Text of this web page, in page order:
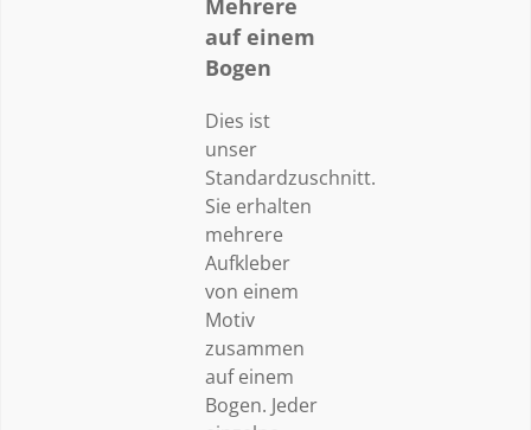
Mehrere
auf einem
Bogen
Dies ist
unser
Standardzuschnitt.
Sie erhalten
mehrere
Aufkleber
von einem
Motiv
zusammen
auf einem
Bogen. Jeder